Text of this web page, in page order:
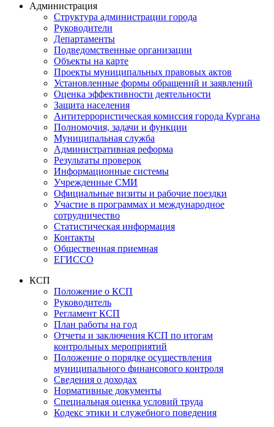
Администрация
Структура администрации города
Руководители
Департаменты
Подведомственные организации
Объекты на карте
Проекты муниципальных правовых актов
Установленные формы обращений и заявлений
Оценка эффективности деятельности
Защита населения
Антитеррористическая комиссия города Кургана
Полномочия, задачи и функции
Муниципальная служба
Административная реформа
Результаты проверок
Информационные системы
Учрежденные СМИ
Официальные визиты и рабочие поездки
Участие в программах и международное
сотрудничество
Статистическая информация
Контакты
Общественная приемная
ЕГИССО
КСП
Положение о КСП
Руководитель
Регламент КСП
План работы на год
Отчеты и заключения КСП по итогам
контрольных мероприятий
Положение о порядке осуществления
муниципального финансового контроля
Сведения о доходах
Нормативные документы
Специальная оценка условий труда
Кодекс этики и служебного поведения